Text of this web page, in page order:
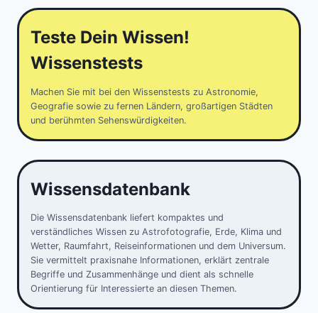
Teste Dein Wissen!
Wissenstests
Machen Sie mit bei den Wissenstests zu Astronomie,
Geografie sowie zu fernen Ländern, großartigen Städten
und berühmten Sehenswürdigkeiten.
Wissensdatenbank
Die Wissensdatenbank liefert kompaktes und
verständliches Wissen zu Astrofotografie, Erde, Klima und
Wetter, Raumfahrt, Reiseinformationen und dem Universum.
Sie vermittelt praxisnahe Informationen, erklärt zentrale
Begriffe und Zusammenhänge und dient als schnelle
Orientierung für Interessierte an diesen Themen.